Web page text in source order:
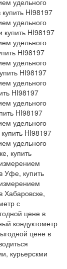
удельного
HI98197
удельного
купить HI98197
удельного
HI98197
удельного
HI98197
удельного
HI98197
удельного
HI98197
удельного
HI98197
удельного
купить
Уфе, купить
Хабаровске,
с
цене в
кондуктометр
цене в
курьерскми